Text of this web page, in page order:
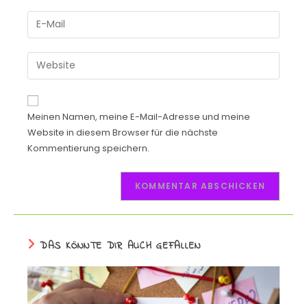
Meinen Namen, meine E-Mail-Adresse und meine
Website in diesem Browser für die nächste
Kommentierung speichern.
DAS KÖNNTE DIR AUCH GEFALLEN